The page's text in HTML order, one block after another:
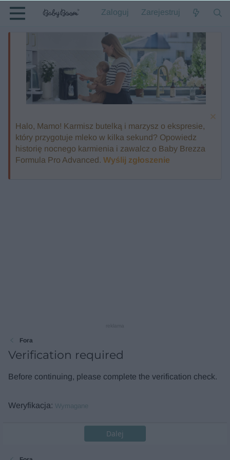
Zaloguj Zarejestruj
Halo, Mamo! Karmisz butelką i marzysz o ekspresie,
który przygotuje mleko w kilka sekund? Opowiedz
historię nocnego karmienia i zawalcz o Baby Brezza
Formula Pro Advanced. Wyślij zgłoszenie
Fora
Verification required
Before continuing, please complete the verification check.
Weryfikacja Wymagane
Dalej